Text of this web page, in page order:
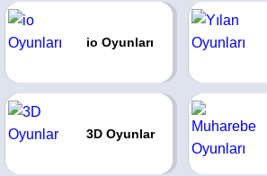
io Oyunları
3D Oyunlar